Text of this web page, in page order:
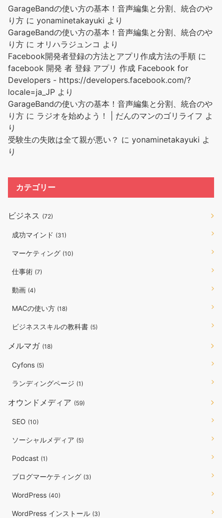
GarageBandの使い方の基本！音声編集と分割、統合のや
り方 に yonaminetakayuki より
GarageBandの使い方の基本！音声編集と分割、統合のや
り方 に オリハラジュンコ より
Facebook開発者登録の方法とアプリ作成方法の手順 に
facebook 開発 者 登録 アプリ 作成 Facebook for
Developers - https://developers.facebook.com/?
locale=ja_JP より
GarageBandの使い方の基本！音声編集と分割、統合のや
り方 に ラジオを始めよう！ | だんのマンのゴリライフ よ
り
受験生の失敗は全て親が悪い？ に yonaminetakayuki よ
り
カテゴリー
ビジネス (72)
成功マインド (31)
マーケティング (10)
仕事術 (7)
動画 (4)
MACの使い方 (18)
ビジネススキルの教科書 (5)
メルマガ (18)
Cyfons (5)
ランディングページ (1)
オウンドメディア (59)
SEO (10)
ソーシャルメディア (5)
Podcast (1)
ブログマーケティング (3)
WordPress (40)
WordPress インストール (3)